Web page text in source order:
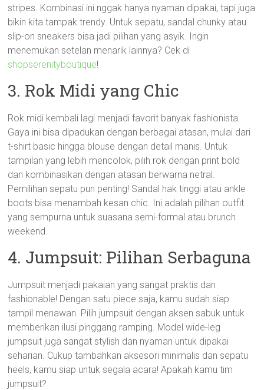
stripes. Kombinasi ini nggak hanya nyaman dipakai, tapi juga
bikin kita tampak trendy. Untuk sepatu, sandal chunky atau
slip-on sneakers bisa jadi pilihan yang asyik. Ingin
menemukan setelan menarik lainnya? Cek di
shopserenityboutique!
3. Rok Midi yang Chic
Rok midi kembali lagi menjadi favorit banyak fashionista.
Gaya ini bisa dipadukan dengan berbagai atasan, mulai dari
t-shirt basic hingga blouse dengan detail manis. Untuk
tampilan yang lebih mencolok, pilih rok dengan print bold
dan kombinasikan dengan atasan berwarna netral.
Pemilihan sepatu pun penting! Sandal hak tinggi atau ankle
boots bisa menambah kesan chic. Ini adalah pilihan outfit
yang sempurna untuk suasana semi-formal atau brunch
weekend.
4. Jumpsuit: Pilihan Serbaguna
Jumpsuit menjadi pakaian yang sangat praktis dan
fashionable! Dengan satu piece saja, kamu sudah siap
tampil menawan. Pilih jumpsuit dengan aksen sabuk untuk
memberikan ilusi pinggang ramping. Model wide-leg
jumpsuit juga sangat stylish dan nyaman untuk dipakai
seharian. Cukup tambahkan aksesori minimalis dan sepatu
heels, kamu siap untuk segala acara! Apakah kamu tim
jumpsuit?